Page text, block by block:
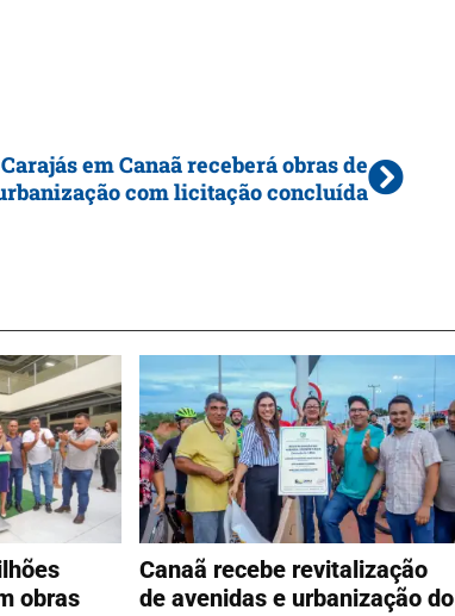
em Canaã receberá obras de
com licitação concluída
obras
Canaã recebe revitalização
de avenidas e urbanização do